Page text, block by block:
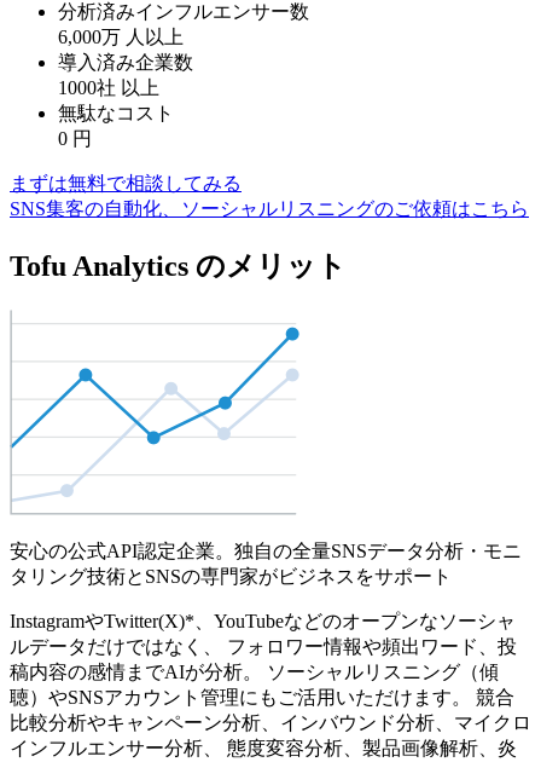
分析済みインフルエンサー数
6,000万 人以上
導入済み企業数
1000社 以上
無駄なコスト
0 円
まずは無料で相談してみる
SNS集客の自動化、ソーシャルリスニングのご依頼はこちら
Tofu Analytics のメリット
安心の公式API認定企業。独自の全量SNSデータ分析・モニ
タリング技術とSNSの専門家がビジネスをサポート
InstagramやTwitter(X)*、YouTubeなどのオープンなソーシャ
ルデータだけではなく、 フォロワー情報や頻出ワード、投
稿内容の感情までAIが分析。 ソーシャルリスニング（傾
聴）やSNSアカウント管理にもご活用いただけます。 競合
比較分析やキャンペーン分析、インバウンド分析、マイクロ
インフルエンサー分析、 態度変容分析、製品画像解析、炎